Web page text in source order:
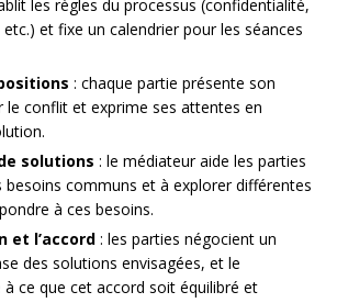
les règles du processus (confidentialité,
et fixe un calendrier pour les séances
: chaque partie présente son
le conflit et exprime ses attentes en
solutions : le médiateur aide les parties
besoins communs et à explorer différentes
à ces besoins.
et l’accord : les parties négocient un
des solutions envisagées, et le
ce que cet accord soit équilibré et